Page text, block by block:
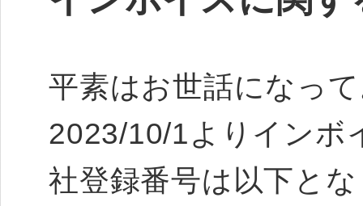
平素はお世話になっ
2023/10/1よりインボ
社登録番号は以下と